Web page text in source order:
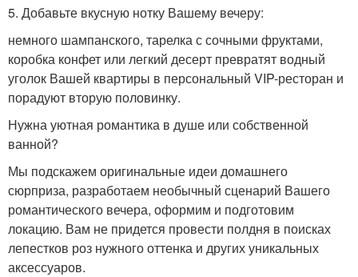
5. Добавьте вкусную нотку Вашему вечеру:
немного шампанского, тарелка с сочными фруктами,
коробка конфет или легкий десерт превратят водный
уголок Вашей квартиры в персональный VIP-ресторан и
порадуют вторую половинку.
Нужна уютная романтика в душе или собственной
ванной?
Мы подскажем оригинальные идеи домашнего
сюрприза, разработаем необычный сценарий Вашего
романтического вечера, оформим и подготовим
локацию. Вам не придется провести полдня в поисках
лепестков роз нужного оттенка и других уникальных
аксессуаров.